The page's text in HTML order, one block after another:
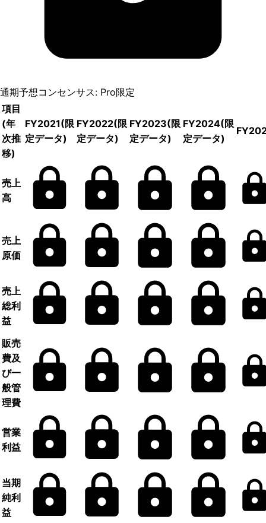
通期予想コンセンサス: Pro限定
項目
(年
次推
移)
FY2021(限
定データ)
FY2022(限
定データ)
FY2023(限
定データ)
FY2024(限
定データ)
売上
高
売上
原価
売上
総利
益
販売
費及
び一
般管
理費
営業
利益
当期
純利
益